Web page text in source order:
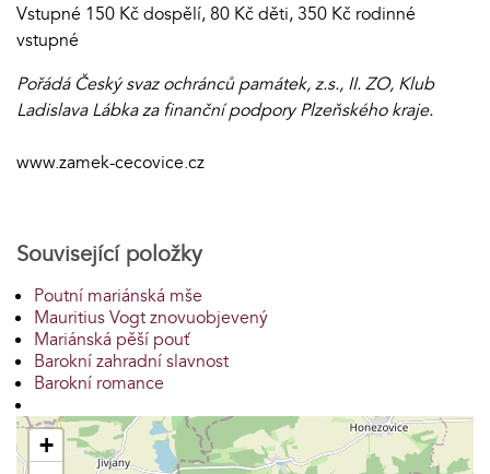
Vstupné 150 Kč dospělí, 80 Kč děti, 350 Kč rodinné
vstupné
Pořádá Český svaz ochránců památek, z.s., II. ZO, Klub
Ladislava Lábkaza finanční podpory Plzeňského kraje.
www.zamek-cecovice.cz
Související položky
Poutní mariánská mše
Mauritius Vogt znovuobjevený
Mariánská pěší pouť
Barokní zahradní slavnost
Barokní romance
+